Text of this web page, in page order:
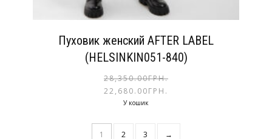
Пуховик женский AFTER LABEL
(HELSINKIN051-840)
28,350.00ГРН.
22,680.00ГРН.
У кошик
1 2 3 →